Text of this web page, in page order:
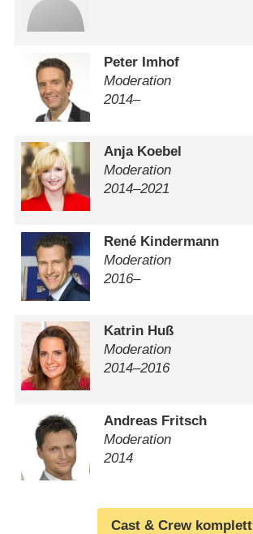
Peter Imhof
Moderation
2014–
Anja Koebel
Moderation
2014⁠–⁠2021
René Kindermann
Moderation
2016–
Katrin Huß
Moderation
2014⁠–⁠2016
Andreas Fritsch
Moderation
2014
Cast & Crew komplett